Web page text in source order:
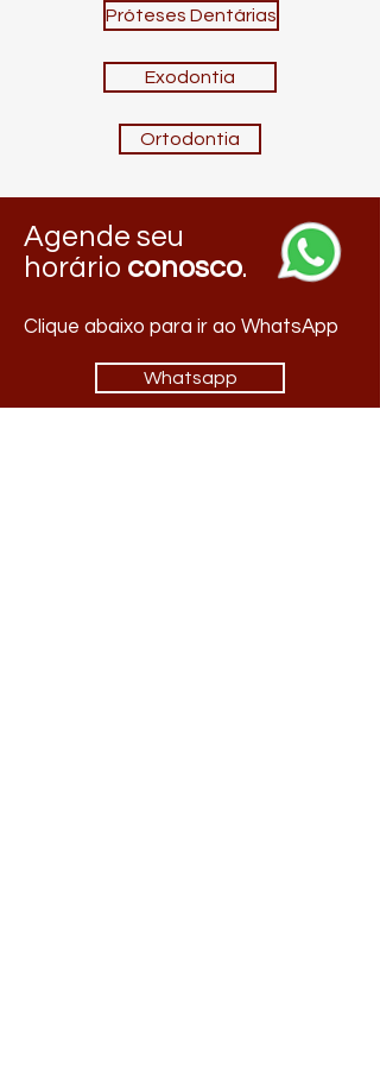
Próteses Dentárias
Exodontia
Ortodontia
Agende seu
horário conosco.
Clique abaixo para ir ao WhatsApp
Whatsapp